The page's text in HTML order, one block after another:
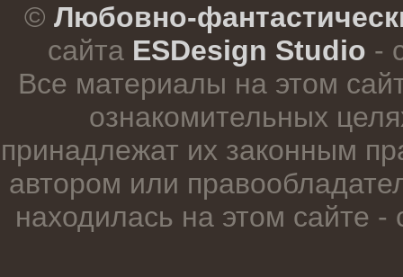
© Любовно-
сайта ESDesign Studio -
Все материалы на этом
ознакомительных
принадлежат их законным
автором или
находилась на этом сайте